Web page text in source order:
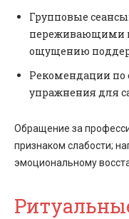
Групповые
переживающими
ощущению
Рекомендации
упражнения для
Обращение за
признаком слабости;
эмоциональному